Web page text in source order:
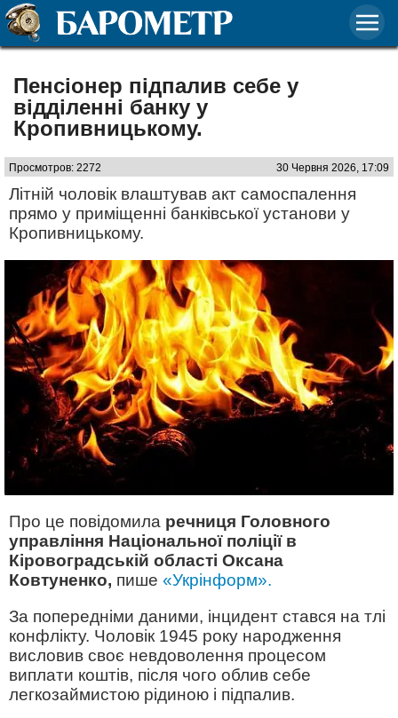
Пенсіонер підпалив себе у
відділенні банку у
Кропивницькому.
Просмотров: 2272 30 Червня 2026, 17:09
Літній чоловік влаштував акт самоспалення
прямо у приміщенні банківської установи у
Кропивницькому.
Про це повідомила речниця Головного
управління Національної поліції в
Кіровоградській області Оксана
Ковтуненко, пише «Укрінформ».
За попередніми даними, інцидент стався на тлі
конфлікту. Чоловік 1945 року народження
висловив своє невдоволення процесом
виплати коштів, після чого облив себе
легкозаймистою рідиною і підпалив.